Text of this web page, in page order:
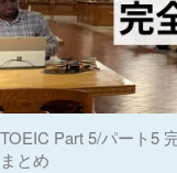
TOEIC Part 5/パート5
まとめ